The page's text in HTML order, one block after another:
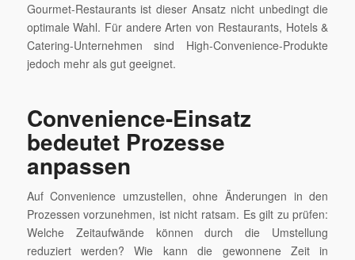
Gourmet-Restaurants ist dieser Ansatz nicht unbedingt die
optimale Wahl. Für andere Arten von Restaurants, Hotels &
Catering-Unternehmen sind High-Convenience-Produkte
jedoch mehr als gut geeignet.
Convenience-Einsatz
bedeutet Prozesse
anpassen
Auf Convenience umzustellen, ohne Änderungen in den
Prozessen vorzunehmen, ist nicht ratsam. Es gilt zu prüfen:
Welche Zeitaufwände können durch die Umstellung
reduziert werden? Wie kann die gewonnene Zeit in